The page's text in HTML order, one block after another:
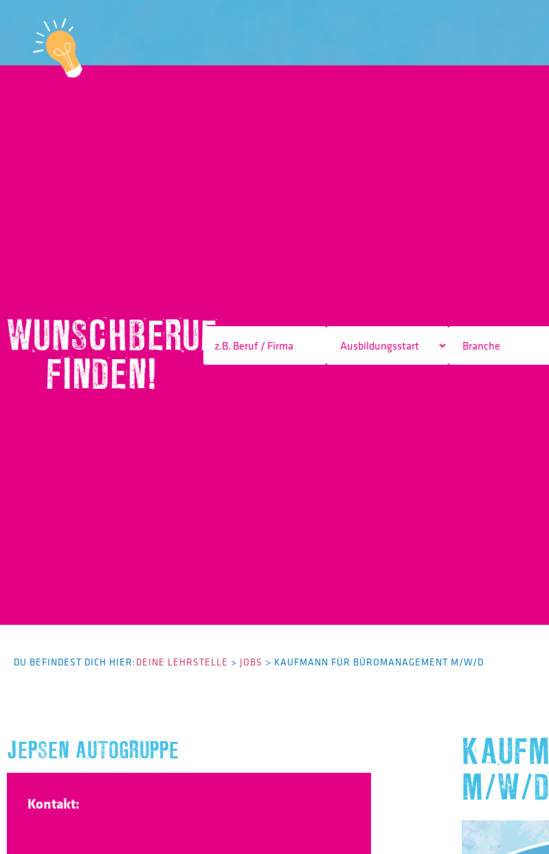
WUNSCHBERUF
FINDEN!
DU BEFINDEST DICH HIER:DEINE LEHRSTELLE > JOBS > KAUFMANN FÜR BÜROMANAGEMENT M/W/D
JEPSEN AUTOGRUPPE
Kontakt:
M/W/D